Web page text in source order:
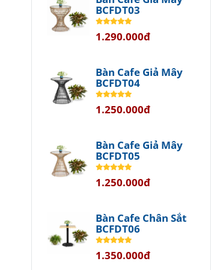
BCFDT03
1.290.000đ
Bàn Cafe Giả Mây
BCFDT04
1.250.000đ
Bàn Cafe Giả Mây
BCFDT05
1.250.000đ
Bàn Cafe Chân Sắt
BCFDT06
1.350.000đ